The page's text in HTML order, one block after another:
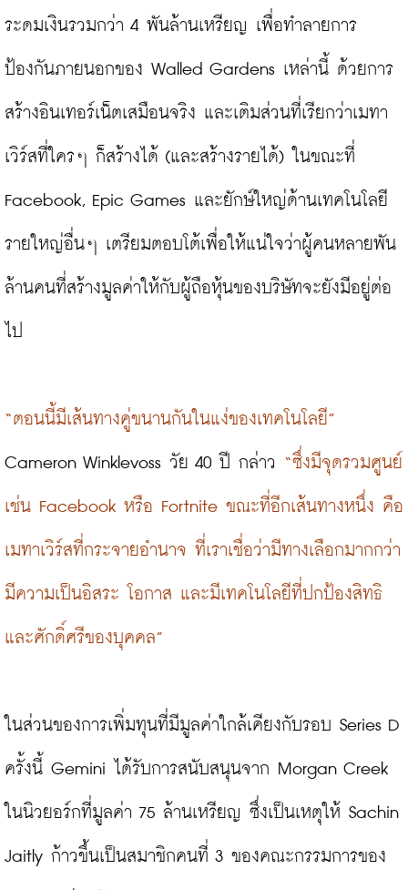
ระดมเงินรวมกว่า 4 พันล้านเหรียญ เพื่อทำลายการ
ป้องกันภายนอกของ Walled Gardens เหล่านี้ ด้วยการ
สร้างอินเทอร์เน็ตเสมือนจริง และเติมส่วนที่เรียกว่าเมทา
เวิร์สที่ใครๆ ก็สร้างได้ (และสร้างรายได้) ในขณะที่
Facebook, Epic Games และยักษ์ใหญ่ด้านเทคโนโลยี
รายใหญ่อื่นๆ เตรียมตอบโต้เพื่อให้แน่ใจว่าผู้คนหลายพัน
ล้านคนที่สร้างมูลค่าให้กับผู้ถือหุ้นของบริษัทจะยังมีอยู่ต่อ
ไป
“ตอนนี้มีเส้นทางคู่ขนานกันในแง่ของเทคโนโลยี”
Cameron Winklevoss วัย 40 ปี กล่าว “ซึ่งมีจุดรวมศูนย์
เช่น Facebook หรือ Fortnite ขณะที่อีกเส้นทางหนึ่ง คือ
เมทาเวิร์สที่กระจายอำนาจ ที่เราเชื่อว่ามีทางเลือกมากกว่า
มีความเป็นอิสระ โอกาส และมีเทคโนโลยีที่ปกป้องสิทธิ
และศักดิ์ศรีของบุคคล”
ในส่วนของการเพิ่มทุนที่มีมูลค่าใกล้เคียงกับรอบ Series D
ครั้งนี้ Gemini ได้รับการสนับสนุนจาก Morgan Creek
ในนิวยอร์กที่มูลค่า 75 ล้านเหรียญ ซึ่งเป็นเหตุให้ Sachin
Jaitly ก้าวขึ้นเป็นสมาชิกคนที่ 3 ของคณะกรรมการของ